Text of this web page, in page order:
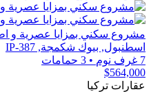
مشروع سكني بمزايا عصرية و
اسطنبول, بيوك شكمجة, IP-387
7 غرف نوم
• 3 حمامات
$564,000
عقارات تركيا